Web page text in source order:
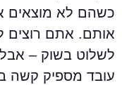
כשהם לא מוצאים
אותם. אתם רוצים
לשלוט בשוק –
עובד מספיק קשה